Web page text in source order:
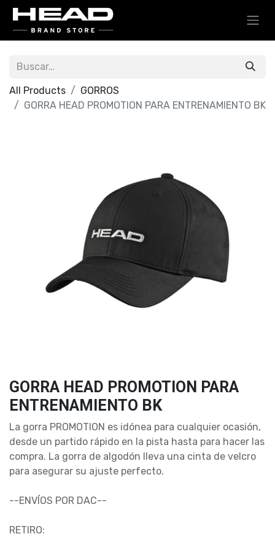
All Products
GORROS
GORRA HEAD PROMOTION PARA ENTRENAMIENTO BK
GORRA HEAD PROMOTION PARA
ENTRENAMIENTO BK
La gorra PROMOTION es idónea para cualquier ocasión,
desde un partido rápido en la pista hasta para hacer las
compra. La gorra de algodón lleva una cinta de velcro
para asegurar su ajuste perfecto.
--ENVÍOS POR DAC--
RETIRO: